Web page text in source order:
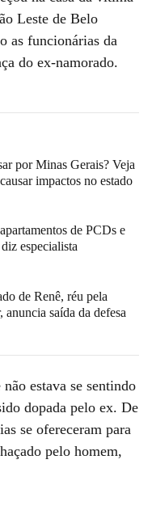
Leste de Belo
as funcionárias da
do ex-namorado.
por Minas Gerais? Veja
impactos no estado
de PCDs e
especialista
de Renê, réu pela
saída da defesa
estava se sentindo
dopada pelo ex. De
se ofereceram para
pelo homem,